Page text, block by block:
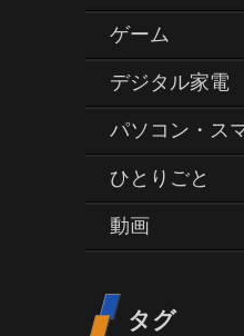
ゲーム
デジタル家電
パソコン・ス
ひとりごと
動画
タグ